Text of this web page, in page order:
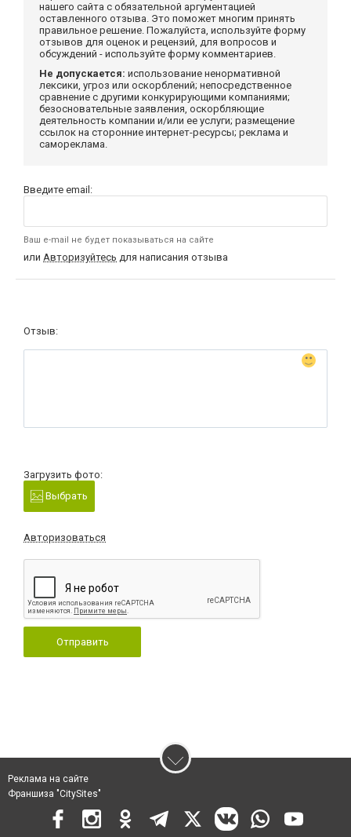
нашего сайта с обязательной аргументацией
оставленного отзыва. Это поможет многим принять
правильное решение. Пожалуйста, используйте форму
отзывов для оценок и рецензий, для вопросов и
обсуждений - используйте форму комментариев.
Не допускается: использование ненормативной
лексики, угроз или оскорблений; непосредственное
сравнение с другими конкурирующими компаниями;
безосновательные заявления, оскорбляющие
деятельность компании и/или ее услуги; размещение
ссылок на сторонние интернет-ресурсы; реклама и
самореклама.
Введите email:
Ваш e-mail не будет показываться на сайте
или Авторизуйтесь для написания отзыва
Отзыв:
Загрузить фото:
Выбрать
Авторизоваться
Отправить
Реклама на сайте
Франшиза "CitySites"